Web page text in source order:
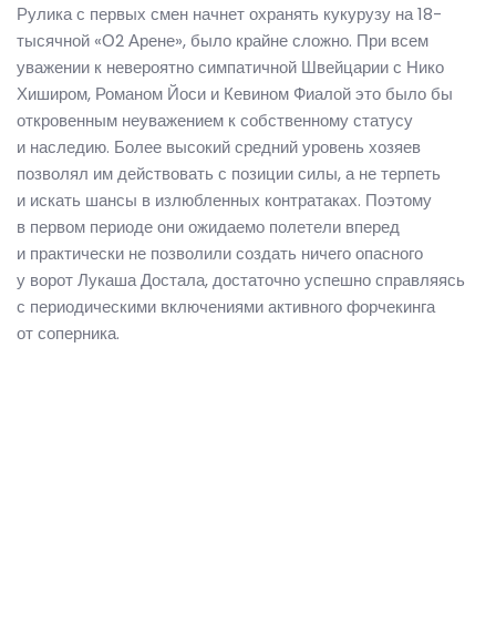
Рулика с первых смен начнет охранять кукурузу на 18-
тысячной «О2 Арене», было крайне сложно. При всем
уважении к невероятно симпатичной Швейцарии с Нико
Хиширом, Романом Йоси и Кевином Фиалой это было бы
откровенным неуважением к собственному статусу
и наследию. Более высокий средний уровень хозяев
позволял им действовать с позиции силы, а не терпеть
и искать шансы в излюбленных контратаках. Поэтому
в первом периоде они ожидаемо полетели вперед
и практически не позволили создать ничего опасного
у ворот Лукаша Достала, достаточно успешно справляясь
с периодическими включениями активного форчекинга
от соперника.